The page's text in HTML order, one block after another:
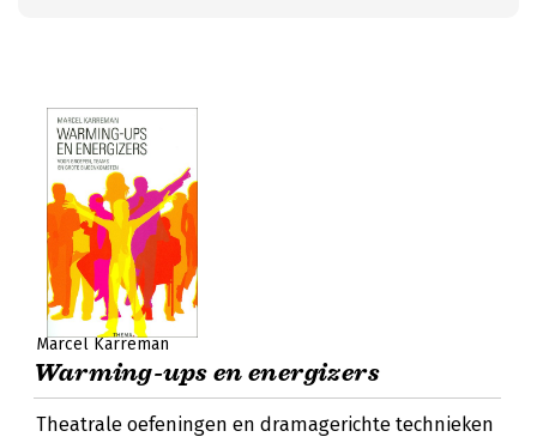
Marcel Karreman
Warming-ups en energizers
Theatrale oefeningen en dramagerichte technieken